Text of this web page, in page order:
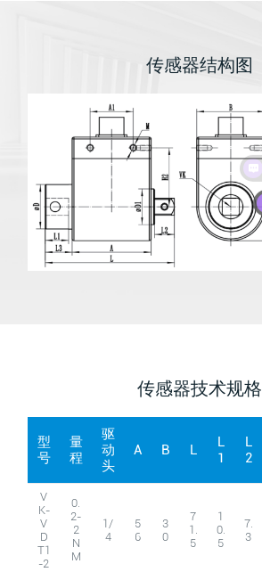
传感器结构图
传感器技术规格
型
号
量
程
驱
动
头
A B L
L
1
L
2
V
K-
V
D
T1
-2
0.
2-
2
N
M
1/
4
5
6
3
0
7
1.
5
1
0.
5
7.
3